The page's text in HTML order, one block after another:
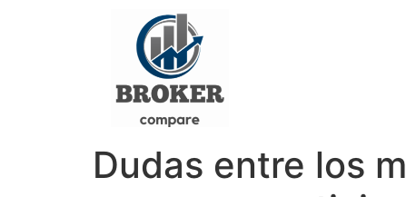
Dudas entre los